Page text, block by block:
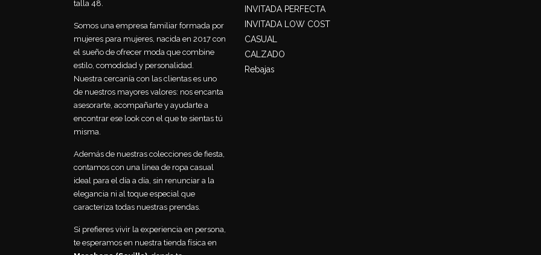
talla 48.
Somos una empresa familiar formada por
mujeres para mujeres, nacida en 2017 con
el sueño de ofrecer moda que combine
estilo, comodidad y personalidad.
Nuestra cercanía con las clientas es uno
de nuestros mayores valores: nos encanta
asesorarte, acompañarte y ayudarte a
encontrar ese look con el que te sientas tú
misma.
Además de nuestras colecciones de fiesta,
contamos con una línea de ropa casual
ideal para el día a día, sin renunciar a la
elegancia ni al toque especial que
caracteriza todas nuestras prendas.
Si prefieres vivir la experiencia en persona,
te esperamos en nuestra tienda física en
INVITADA PERFECTA
INVITADA LOW COST
CASUAL
CALZADO
Rebajas